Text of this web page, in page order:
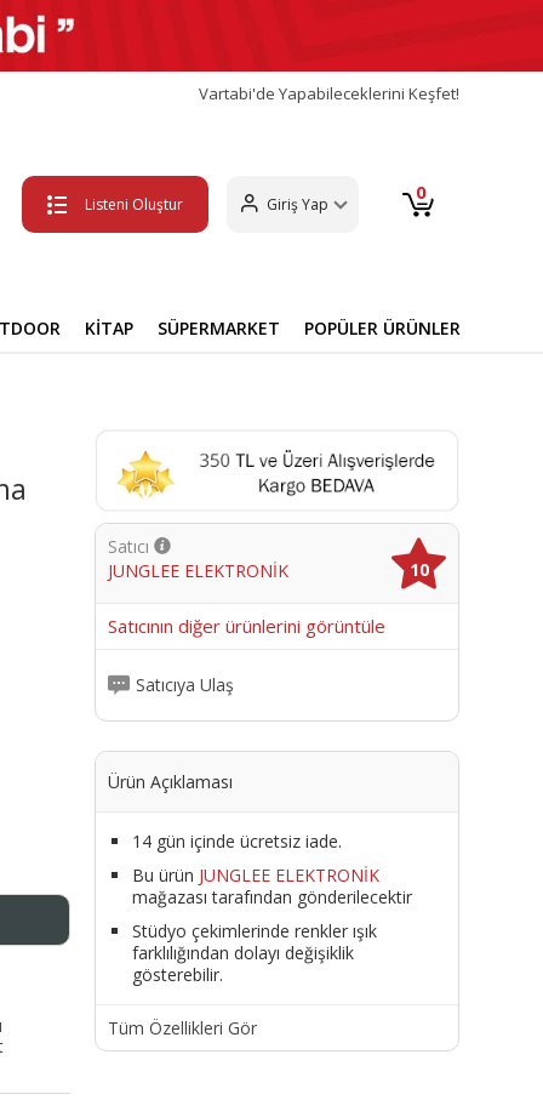
Vartabi'de Yapabileceklerini Keşfet!
Listeni Oluştur Giriş Yap 0
KİTAP SÜPERMARKET POPÜLER ÜRÜNLER
Satıcı
JUNGLEE ELEKTRONİK
10
Satıcının diğer ürünlerini görüntüle
Satıcıya Ulaş
Ürün Açıklaması
14 gün içinde ücretsiz iade.
Bu ürün JUNGLEE ELEKTRONİK
mağazası tarafından gönderilecektir
Stüdyo çekimlerinde renkler ışık
farklılığından dolayı değişiklik
gösterebilir.
Tüm Özellikleri Gör